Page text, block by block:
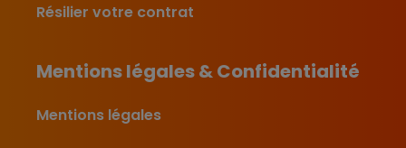
Résilier votre contrat
Mentions légales & Confidentialité
Mentions légales